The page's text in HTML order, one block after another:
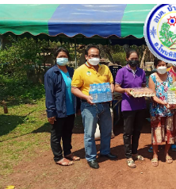
Skip
to
content